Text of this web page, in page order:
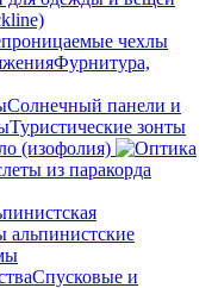
чехлы
Фурнитура,
Солнечный панели и
Туристические зонты
(изофолия)
из паракорда
альпинистские
Спусковые и